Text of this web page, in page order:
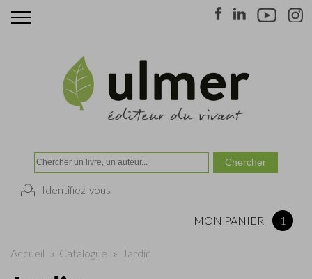
Identifiez-vous
MON PANIER 1
Accueil » Catalogue » Jardin